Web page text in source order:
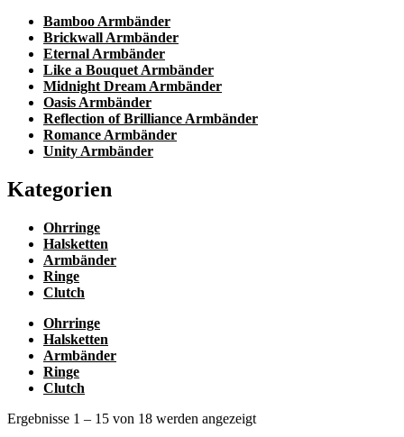
Bamboo Armbänder
Brickwall Armbänder
Eternal Armbänder
Like a Bouquet Armbänder
Midnight Dream Armbänder
Oasis Armbänder
Reflection of Brilliance Armbänder
Romance Armbänder
Unity Armbänder
Kategorien
Ohrringe
Halsketten
Armbänder
Ringe
Clutch
Ohrringe
Halsketten
Armbänder
Ringe
Clutch
Ergebnisse 1 – 15 von 18 werden angezeigt